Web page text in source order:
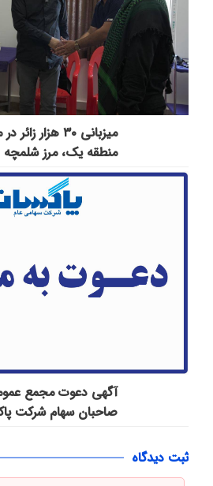
میزبانی ۳۰
منطقه یک، مرز شلمچه
آگهی دعوت مجمع
صاحبان سهام شرکت
ثبت دیدگاه